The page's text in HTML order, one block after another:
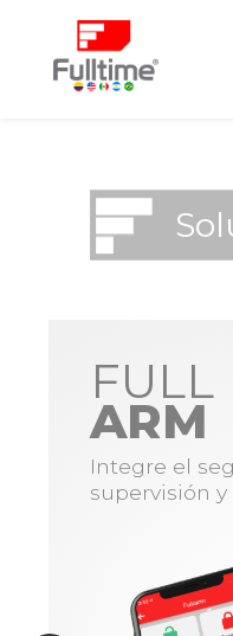
FULL
ARM
Integre el
supervisión